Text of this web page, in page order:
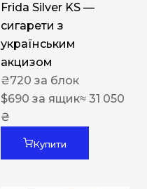
Frida Silver KS —
сигарети з
українським
акцизом
₴720 за блок
$690 за ящик≈ 31 050
₴
Купити